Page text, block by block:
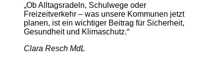
„Ob Alltagsradeln, Schulwege oder
Freizeitverkehr – was unsere Kommunen jetzt
planen, ist ein wichtiger Beitrag für Sicherheit,
Gesundheit und Klimaschutz.“
Clara Resch MdL